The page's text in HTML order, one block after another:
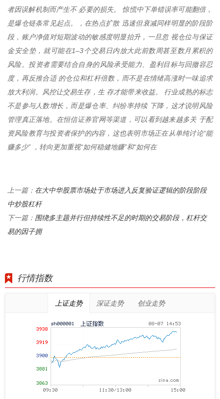
者因误解机制而产生不 必要的损失。 惊慌中下单错误率可能翻倍，
是爆仓链条常见起点。，在热点扩散 迅速但衰减同样明显的阶段阶
段，账户净值对短期波动的敏感度明显抬升，一旦忽 视仓位与保证
金安全垫，就可能在1–3个交易日内放大此前数周甚至数月累积的
风险。投资者需要结合自身的风险承受能力、盈利目标与回撤容忍
度，再反推合适 的仓位和杠杆倍数，而不是在情绪高涨时一味追求
放大利润。风控让交易生存，生 存才能带来收益。 行业成熟的标志
不是参与人数增长，而是爆仓率、纠纷率持续 下降，这才说明风险
管理真正落地。在恒信证券官网等渠道，可以看到越来越多关 于配
资风险教育与投资者保护的内容，这也表明市场正在从单纯讨论“能
赚多少” ，转向更加重视“如何稳健地赚”和“如何在
上一篇： 在大中华股票市场处于市场进入反复验证逻辑的阶段阶段
中炒股杠杆
下一篇： 围绕多主题并行但持续性不足的时期的交易阶段，杠杆交
易的因子拥
行情指数
上证走势 深证走势 创业走势